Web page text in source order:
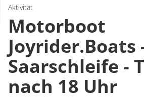
Aktivität
Motorboot
Joyrider.Boats
Saarschleife -
nach 18 Uhr